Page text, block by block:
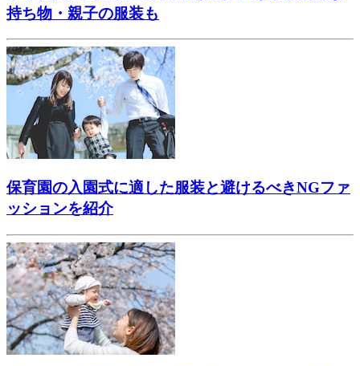
持ち物・親子の服装も
保育園の入園式に適した服装と避けるべきNGファ
ッションを紹介